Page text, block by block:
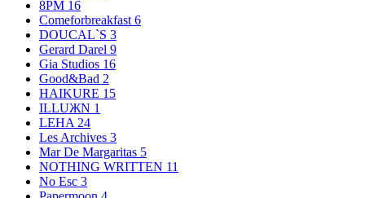
8PM 16
Comeforbreakfast 6
DOUCAL`S 3
Gerard Darel 9
Gia Studios 16
Good&Bad 2
HAIKURE 15
ILLUЖN 1
LEHA 24
Les Archives 3
Mar De Margaritas 5
NOTHING WRITTEN 11
No Esc 3